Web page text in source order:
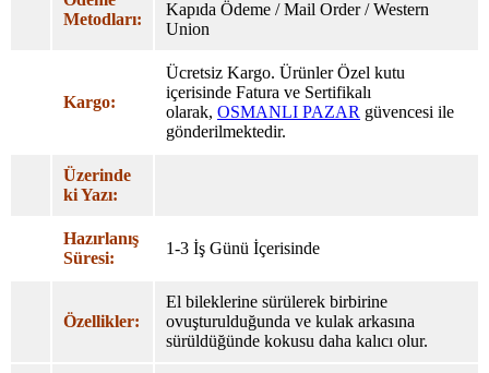
Metodları:
Kapıda Ödeme / Mail Order / Western
Union
Kargo:
Ücretsiz Kargo. Ürünler Özel kutu
içerisinde Fatura ve Sertifikalı
olarak, OSMANLI PAZAR güvencesi ile
gönderilmektedir.
Üzerinde
ki Yazı:
Hazırlanış
Süresi:
1-3 İş Günü İçerisinde
Özellikler:
El bileklerine sürülerek birbirine
ovuşturulduğunda ve kulak arkasına
sürüldüğünde kokusu daha kalıcı olur.